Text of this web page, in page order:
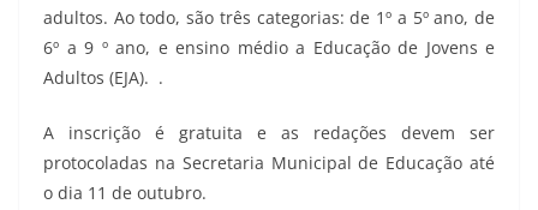
adultos. Ao todo, são três categorias: de 1º a 5º ano, de
6º a 9 º ano, e ensino médio a Educação de Jovens e
Adultos (EJA). .
A inscrição é gratuita e as redações devem ser
protocoladas na Secretaria Municipal de Educação até
o dia 11 de outubro.